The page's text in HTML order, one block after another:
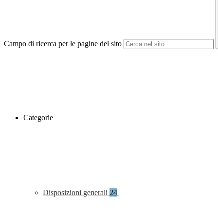
Campo di ricerca per le pagine del sito
Categorie
Disposizioni generali 24